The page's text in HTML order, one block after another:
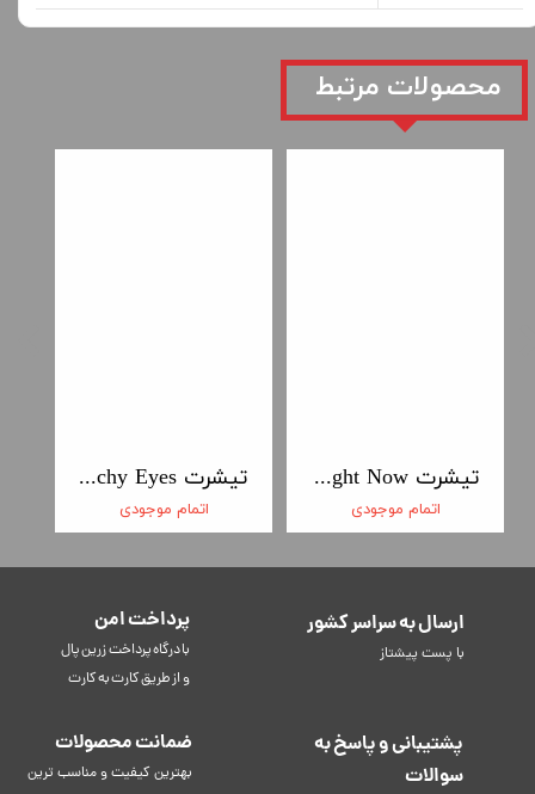
تیشرت Witchy Eyes
اتمام موجودی
تیشرت We Can All And Right Now
اتمام موجودی
​محصولات مرتبط
ارسال به سراسر کشور
با پست پیشتاز
پرداخت امن
​​​​​با درگاه پرداخت زرین پال
و از طریق کارت به کارت
پشتیبانی و پاسخ به
سوالات
ضمانت محصولات
بهترین کیفیت و مناسب ترین